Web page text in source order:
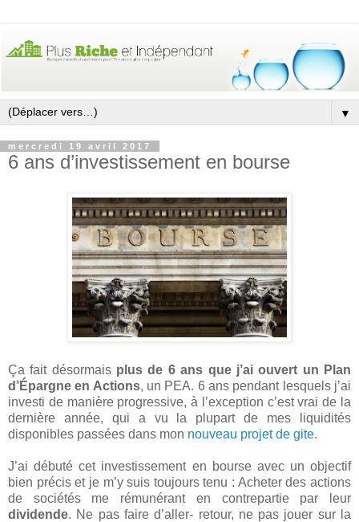
▼
mercredi 19 avril 2017
6 ans d’investissement en bourse
Ça fait désormais plus de 6 ans que j’ai ouvert un Plan
d’Épargne en Actions, un PEA. 6 ans pendant lesquels j’ai
investi de manière progressive, à l’exception c’est vrai de la
dernière année, qui a vu la plupart de mes liquidités
disponibles passées dans mon nouveau projet de gite.
J’ai débuté cet investissement en bourse avec un objectif
bien précis et je m’y suis toujours tenu : Acheter des actions
de sociétés me rémunérant en contrepartie par leur
dividende. Ne pas faire d’aller- retour, ne pas jouer sur la